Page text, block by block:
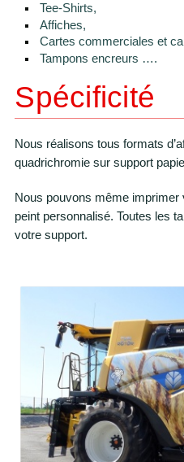
Tee-Shirts,
Affiches,
Cartes commerciales et
Tampons encreurs ….
Spécificité
Nous réalisons tous formats
quadrichromie sur support
Nous pouvons même imprimer
peint personnalisé. Toutes les
votre support.